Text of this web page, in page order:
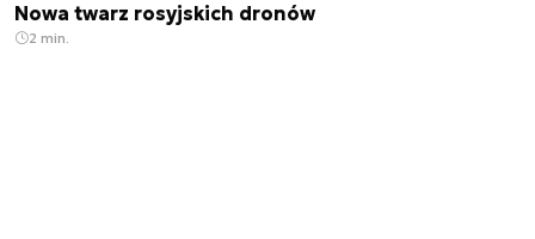
Nowa twarz rosyjskich dronów
2 min.